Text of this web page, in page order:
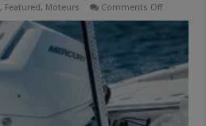
, Featured, Moteurs Comments Offon
de
la
puissance